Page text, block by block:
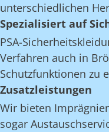
unterschiedlichen
Spezialisiert auf
PSA-
Verfahren auch in
Schutzfunktionen zu
Zusatzleistungen
Wir bieten
sogar